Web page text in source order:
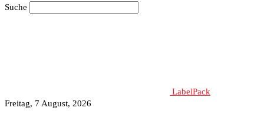
Suche
LabelPack
Freitag, 7 August, 2026